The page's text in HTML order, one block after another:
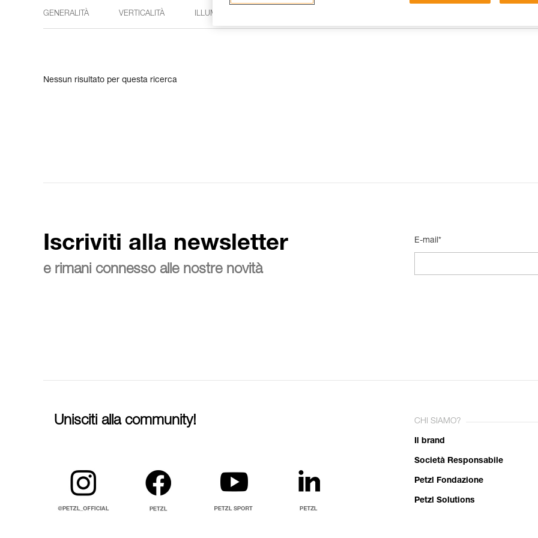
GENERALITÀ VERTICALITÀ ILLUMINAZIONE
Nessun risultato per questa ricerca
Iscriviti alla newsletter
e rimani connesso alle nostre novità
E-mail*
Unisciti alla community! CHI SIAMO?
Il brand
Società Responsabile
Petzl Fondazione
Petzl Solutions